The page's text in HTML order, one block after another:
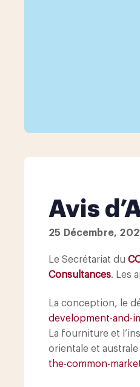
Avis
25 Décembre,
Le Secrétariat du
Consultances. Les
La conception, le
development-and-
La fourniture et
orientale et australe
the-common-